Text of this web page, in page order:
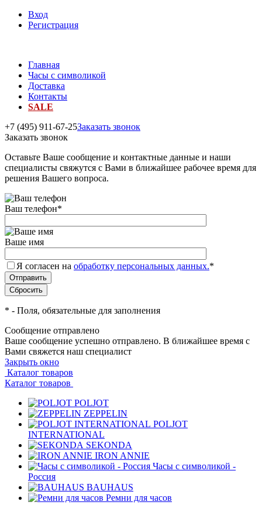
Вход
Регистрация
Главная
Часы с символикой
Доставка
Контакты
SALE
+7 (495) 911-67-25Заказать звонок
Заказать звонок
Оставьте Ваше сообщение и контактные данные и наши
специалисты свяжутся с Вами в ближайшее рабочее время для
решения Вашего вопроса.
Ваш телефон*
Ваше имя
Я согласен на обработку персональных данных.*
* - Поля, обязательные для заполнения
Сообщение отправлено
Ваше сообщение успешно отправлено. В ближайшее время с
Вами свяжется наш специалист
Закрыть окно
Каталог товаров
Каталог товаров
POLJOT
ZEPPELIN
POLJOT
INTERNATIONAL
SEKONDA
IRON ANNIE
Часы с символикой -
Россия
BAUHAUS
Ремни для часов